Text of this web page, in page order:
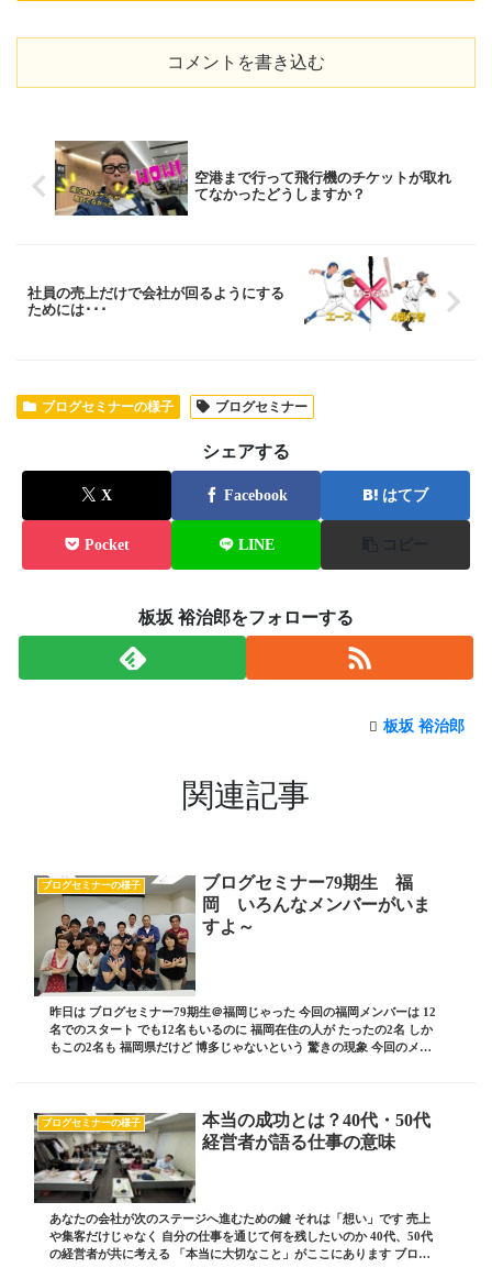
コメントを書き込む
空港まで行って飛行機のチケットが取れ
てなかったどうしますか？
社員の売上だけで会社が回るようにする
ためには･･･
ブログセミナーの様子 ブログセミナー
シェアする
X Facebook はてブ
Pocket LINE
板坂 裕治郎をフォローする
板坂 裕治郎
関連記事
ブログセミナーの様子
ブログセミナー79期生 福
岡 いろんなメンバーがいま
すよ～
昨日は ブログセミナー79期生＠福岡じゃった 今回の福岡メンバーは 12
名でのスタート でも12名もいるのに 福岡在住の人が たったの2名 しか
もこの2名も 福岡県だけど 博多じゃないという 驚きの現象 今回のメン
ブログセミナーの様子
本当の成功とは？40代・50代
経営者が語る仕事の意味
あなたの会社が次のステージへ進むための鍵 それは「想い」です 売上
や集客だけじゃなく 自分の仕事を通じて何を残したいのか 40代、50代
の経営者が共に考える 「本当に大切なこと」がここにあります ブログ